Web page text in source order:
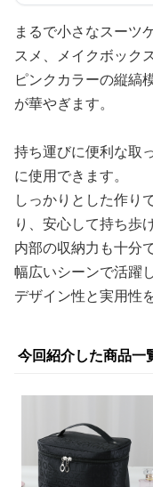
まるで小さなスーツ
スメ、メイクボック
ピンクカラーの縦縞
が華やぎます。
持ち運びに便利な取
に使用できます。
しっかりとした作り
り、安心して持ち歩
内部の収納力も十分
幅広いシーンで活躍
デザイン性と実用性
今回紹介した商品一